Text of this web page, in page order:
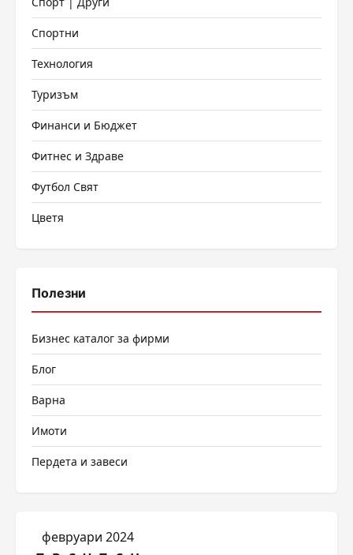
Спортни
Технология
Туризъм
Финанси и Бюджет
Фитнес и Здраве
Футбол Свят
Цветя
Полезни
Бизнес каталог за фирми
Блог
Варна
Имоти
Пердета и завеси
февруари 2024